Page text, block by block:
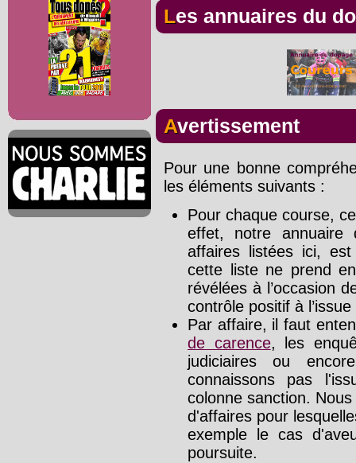
Les annuaires du
Avertissement
Pour une bonne
les éléments suivants :
Pour chaque course,
effet, notre annuaire
affaires listées ici,
cette liste ne prend
révélées à l’occasion
contrôle positif à
Par affaire, il faut
de carence, les
judiciaires ou
connaissons pas
colonne sanction.
d'affaires pour
exemple le cas
poursuite.